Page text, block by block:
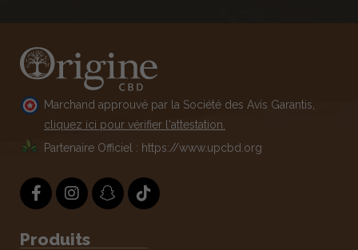
Marchand approuvé par la Société des Avis Garantis,
cliquez ici pour vérifier l'attestation.
Partenaire Officiel : https://www.upcbd.org
Produits